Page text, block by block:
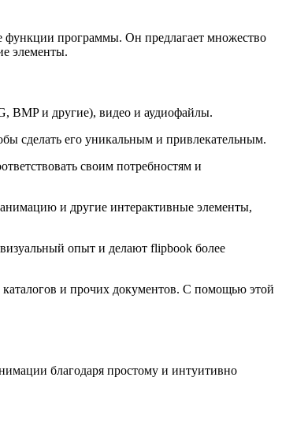
функции программы. Он предлагает множество
элементы.
BMP и другие), видео и аудиофайлы.
сделать его уникальным и привлекательным.
своим потребностям и
и другие интерактивные элементы,
опыт и делают flipbook более
и прочих документов. С помощью этой
благодаря простому и интуитивно